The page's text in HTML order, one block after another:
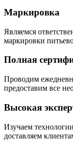
Маркировка
Являемся
маркировки
Полная
Проводим
предоставим все
Высокая
Изучаем
доставляем